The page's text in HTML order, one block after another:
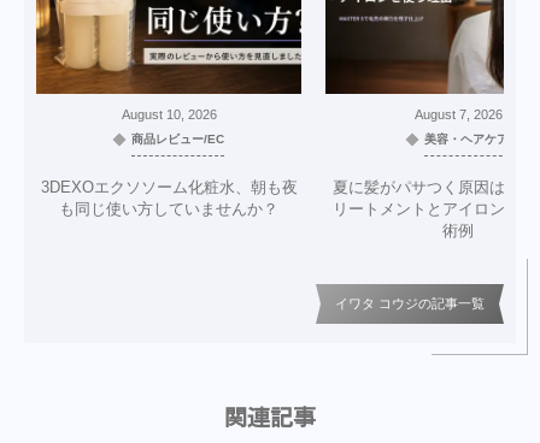
August 10, 2026
商品レビュー/EC
3DEXOエクソソーム化粧水、朝も夜
も同じ使い方していませんか？
August 7, 2026
美容・ヘアケア
夏に髪がパサつく原因は？
リートメントとアイロン仕
術例
イワタ コウジの記事一覧
関連記事